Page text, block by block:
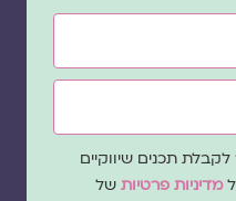
תכנים שיווקיים
מדיניות פרטיות של